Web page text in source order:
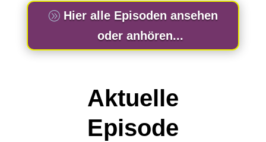
Hier alle Episoden ansehen
oder anhören...
Aktuelle
Episode